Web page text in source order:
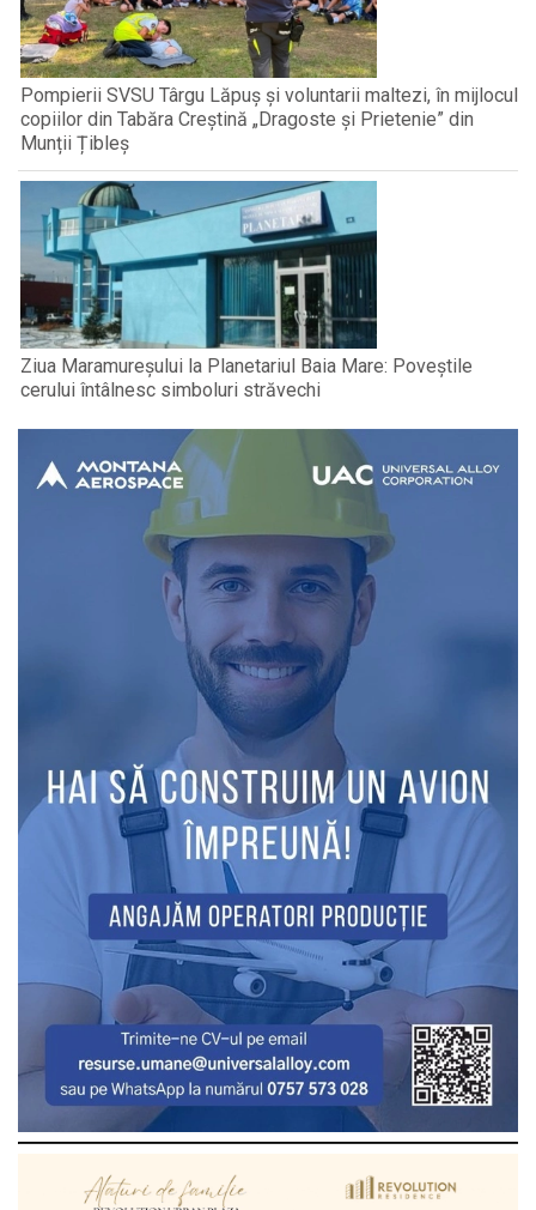
Pompierii SVSU Târgu Lăpuș și voluntarii maltezi, în mijlocul
copiilor din Tabăra Creștină „Dragoste și Prietenie” din
Munții Țibleș
Ziua Maramureșului la Planetariul Baia Mare: Poveștile
cerului întâlnesc simboluri străvechi